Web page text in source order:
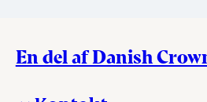
En del af Danish